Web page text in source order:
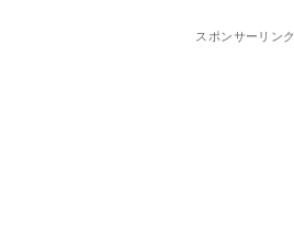
スポンサーリンク